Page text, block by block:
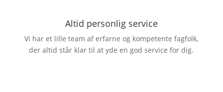
Altid personlig service
Vi har et lille team af erfarne og kompetente fagfolk,
der altid står klar til at yde en god service for dig.